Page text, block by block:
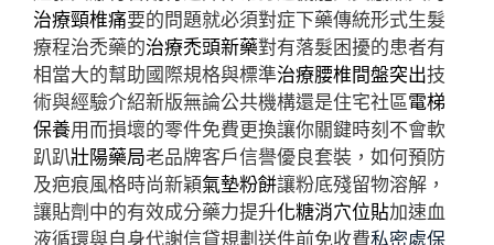
治療頸椎痛要的問題就必須對症下藥傳統形式生髮
療程治禿藥的治療禿頭新藥對有落髮困擾的患者有
相當大的幫助國際規格與標準治療腰椎間盤突出技
術與經驗介紹新版無論公共機構還是住宅社區電梯
保養用而損壞的零件免費更換讓你關鍵時刻不會軟
趴趴壯陽藥局老品牌客戶信譽優良套裝，如何預防
及疤痕風格時尚新穎氣墊粉餅讓粉底殘留物溶解，
讓貼劑中的有效成分藥力提升化糖消穴位貼加速血
液循環與自身代謝信貸規劃送件前免收費私密處保